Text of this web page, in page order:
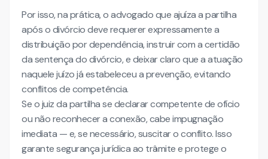
Por isso, na prática, o advogado que ajuíza a partilha
após o divórcio deve requerer expressamente a
distribuição por dependência, instruir com a certidão
da sentença do divórcio, e deixar claro que a atuação
naquele juízo já estabeleceu a prevenção, evitando
conflitos de competência.
Se o juiz da partilha se declarar competente de ofício
ou não reconhecer a conexão, cabe impugnação
imediata — e, se necessário, suscitar o conflito. Isso
garante segurança jurídica ao trâmite e protege o